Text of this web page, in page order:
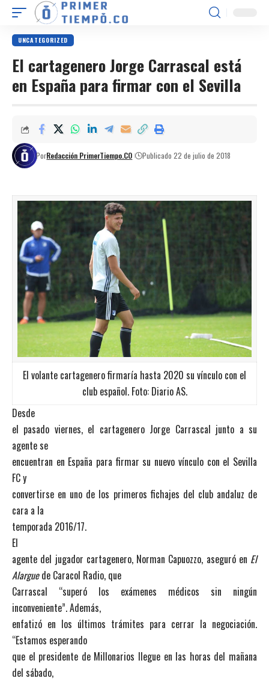
UNCATEGORIZED
El cartagenero Jorge Carrascal está
en España para firmar con el Sevilla
PorRedacción PrimerTiempo.CO Publicado 22 de julio de 2018
El volante cartagenero firmaría hasta 2020 su vínculo con el
club español. Foto: Diario AS.
Desde
el pasado viernes, el cartagenero Jorge Carrascal junto a su
agente se
encuentran en España para firmar su nuevo vínculo con el Sevilla
FC y
convertirse en uno de los primeros fichajes del club andaluz de
cara a la
temporada 2016/17.
El
agente del jugador cartagenero, Norman Capuozzo, aseguró en El
Alarguede Caracol Radio, que
Carrascal “superó los exámenes médicos sin ningún
inconveniente”. Además,
enfatizó en los últimos trámites para cerrar la negociación.
“Estamos esperando
que el presidente de Millonarios llegue en las horas del mañana
del sábado,